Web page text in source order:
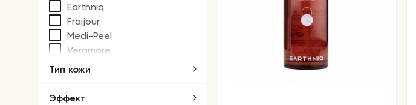
Earthniq
Fraijour
Medi-Peel
Veramore
Тип кожи
Эффект